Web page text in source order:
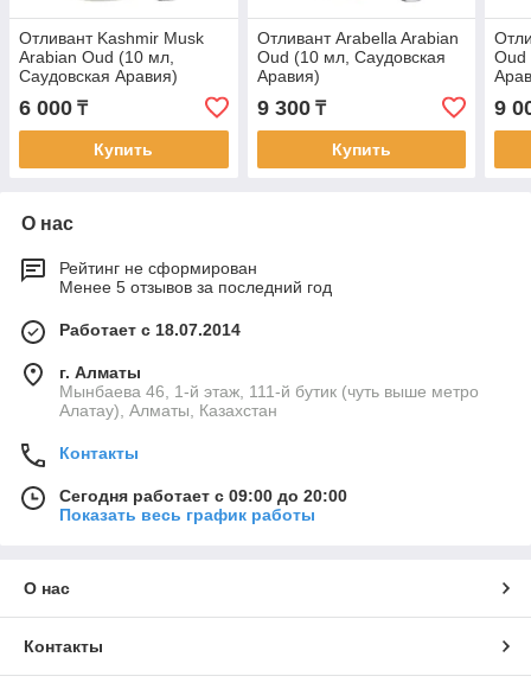
Отливант Kashmir Musk
Arabian Oud (10 мл,
Саудовская Аравия)
6 000 ₸
Купить
Отливант Arabella Arabian
Oud (10 мл, Саудовская
Аравия)
9 300₸
Купить
Oud
9
О нас
Рейтинг не сформирован
Менее 5 отзывов за последний год
Работает с 18.07.2014
г. Алматы
Мынбаева 46, 1-й этаж, 111-й бутик (чуть выше метро
Алатау), Алматы, Казахстан
Контакты
Сегодня работает с 09:00 до 20:00
Показать весь график работы
О нас
Контакты